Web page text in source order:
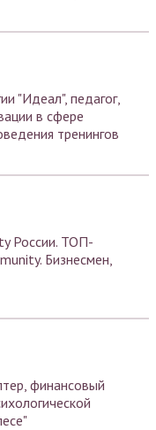
"Идеал", педагог,
в сфере
тренингов
России. ТОП-
Бизнесмен,
финансовый